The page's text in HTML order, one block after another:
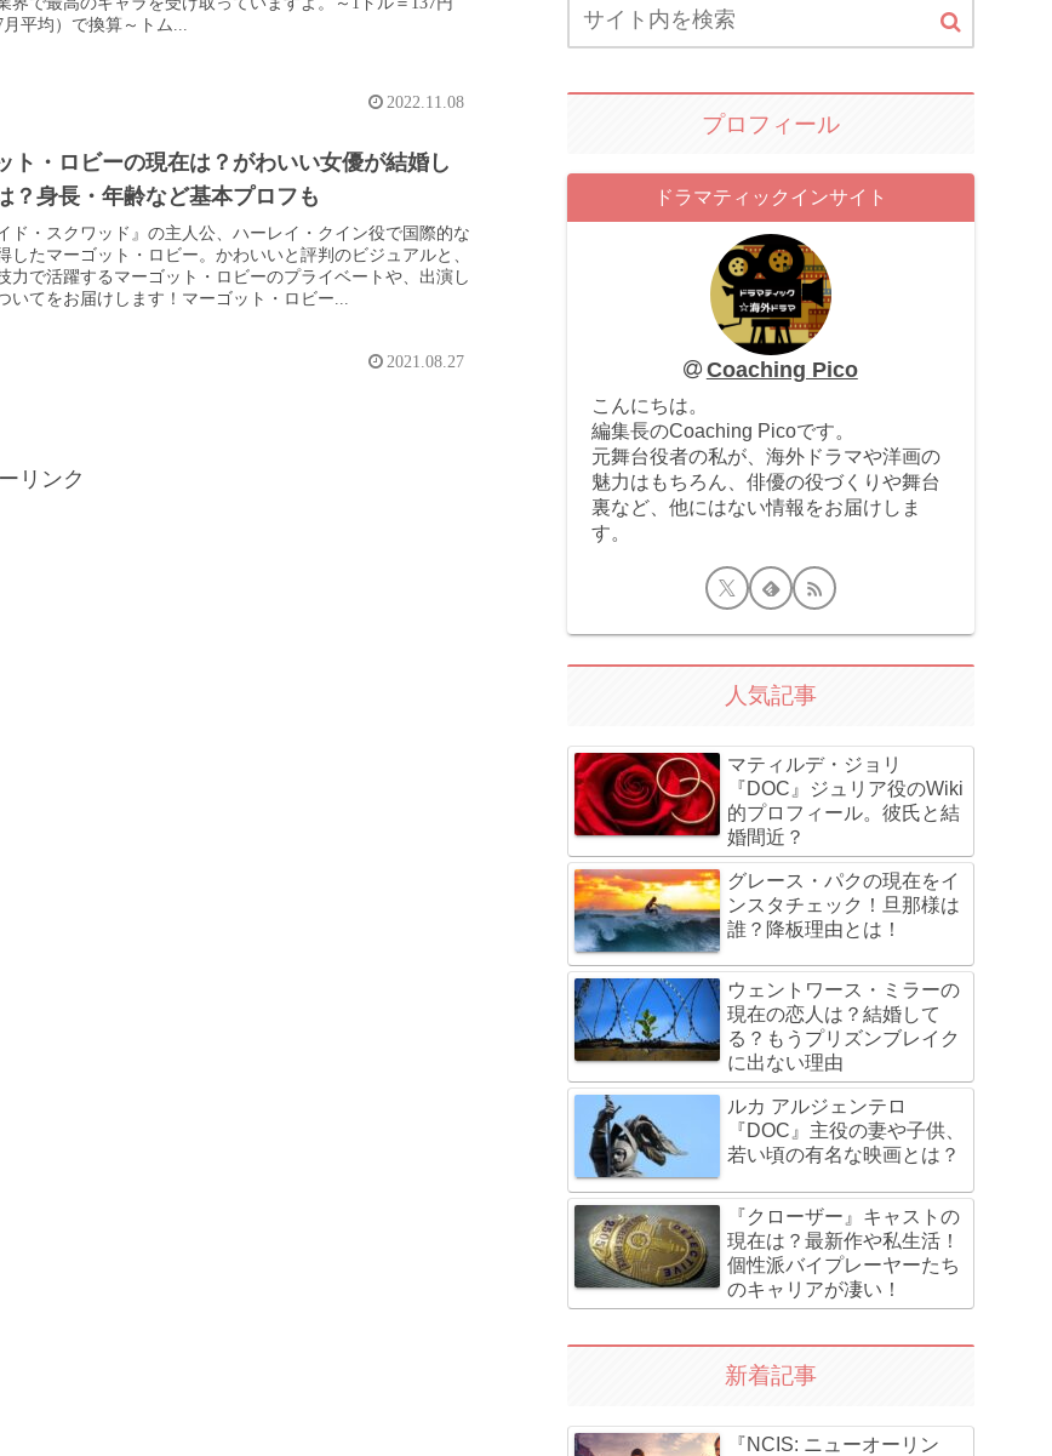
月平均）で換算～トム...
2022.11.08
ト・ロビーの現在は？がわいい女優が結婚し
？身長・年齢など基本プロフも
ド・スクワッド』の主人公、ハーレイ・クイン役で国際的な
したマーゴット・ロビー。かわいいと評判のビジュアルと、
力で活躍するマーゴット・ロビーのプライベートや、出演し
いてをお届けします！マーゴット・ロビー...
2021.08.27
リンク
プロフィール
ドラマティックインサイト
Coaching Pico
こんにちは。
編集長のCoaching Picoです。
元舞台役者の私が、海外ドラマや洋画の
魅力はもちろん、俳優の役づくりや舞台
裏など、他にはない情報をお届けしま
す。
人気記事
マティルデ・ジョリ
『DOC』ジュリア役のWiki
的プロフィール。彼氏と結
婚間近？
グレース・パクの現在をイ
ンスタチェック！旦那様は
誰？降板理由とは！
ウェントワース・ミラーの
現在の恋人は？結婚して
る？もうプリズンブレイク
に出ない理由
ルカ アルジェンテロ
『DOC』主役の妻や子供、
若い頃の有名な映画とは？
『クローザー』キャストの
現在は？最新作や私生活！
個性派バイプレーヤーたち
のキャリアが凄い！
新着記事
『NCIS: ニューオーリン